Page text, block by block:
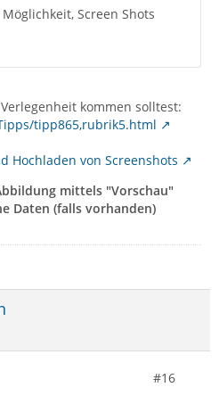
Screen Shots
kommen solltest:
tipp865,rubrik5.html
Hochladen von Screenshots
mittels "Vorschau"
Daten (falls vorhanden)
#16